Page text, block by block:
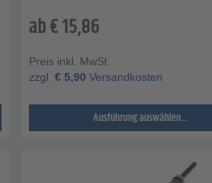
ab€15,86
Preis inkl. MwSt.
zzgl. € 5,90 Versandkosten
Ausführung auswählen...